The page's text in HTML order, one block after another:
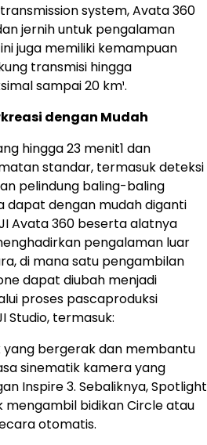
system, Avata 360
jernih untuk pengalaman
juga memiliki kemampuan
transmisi hingga
sampai 20 km¹.
dengan Mudah
hingga 23 menit1 dan
standar, termasuk deteksi
pelindung baling-baling
dapat dengan mudah diganti
Avata 360 beserta alatnya
pengalaman luar
di mana satu pengambilan
dapat diubah menjadi
proses pascaproduksi
Studio, termasuk:
yang bergerak dan membantu
sinematik kamera yang
Inspire 3. Sebaliknya, Spotlight
mengambil bidikan Circle atau
otomatis.